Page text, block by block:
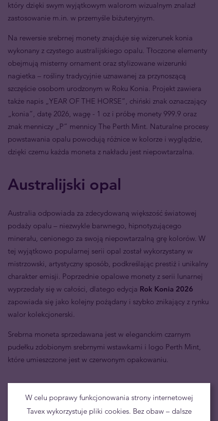
który dzięki swym wyjątkowym walorom wizualnym znalazł
zastosowanie m.in. w przemyśle biżuteryjnym.
Na rewersie srebrnej monety znajduje się wizerunek konia
wykonany z czystego australijskiego opalu. Tłoczone elementy
obejmują misterny ornament oraz stylizowane wizerunki
nagietka – rośliny tradycyjnie uznawanej za przynoszącą
szczęście osobom urodzonym w Roku Konia. Projekt zawiera
także napis „YEAR OF THE HORSE”, chiński znak oznaczający
„konia”, datę 2026, wagę - 1 oz i próbę monety 999.9 oraz
znak menniczy „P” mennicy The Perth Mint. Naturalne procesy
powstawania opalu powodują różnice w kolorze i wyglądzie,
dzięki czemu każda moneta z nakładu jest niepowtarzalna.
Australijski opal
Australia odpowiada za zdecydowaną większość światowej
podaży opalu – niezwykle barwnego, hipnotyzującego
minerału, cenionego za swoją niepowtarzalną grę kolorów. W
tej wyjątkowo popularnej serii opal został wykorzystany w
mistrzowski, artystyczny sposób, podkreślając prestiż i unikalny
charakter emisji. Poprzednie opalowe monety z serii lunarnej
wyprzedały się w całości, dlatego edycja Rok Konia 2026
zapowiada się jako kolejny pożądany i szybko znikający z rynku
walor kolekcjonerski.
Srebrna moneta sprzedawana jest w eleganckim czarnym
pudełku zdobionym srebrnymi wstawkami i logo Perth Mint,
które umieszczone jest w czerwonym opakowaniu.
W celu poprawy funkcjonowania strony internetowej
Tavex wykorzystuje pliki cookies. Bez obaw – dalsze